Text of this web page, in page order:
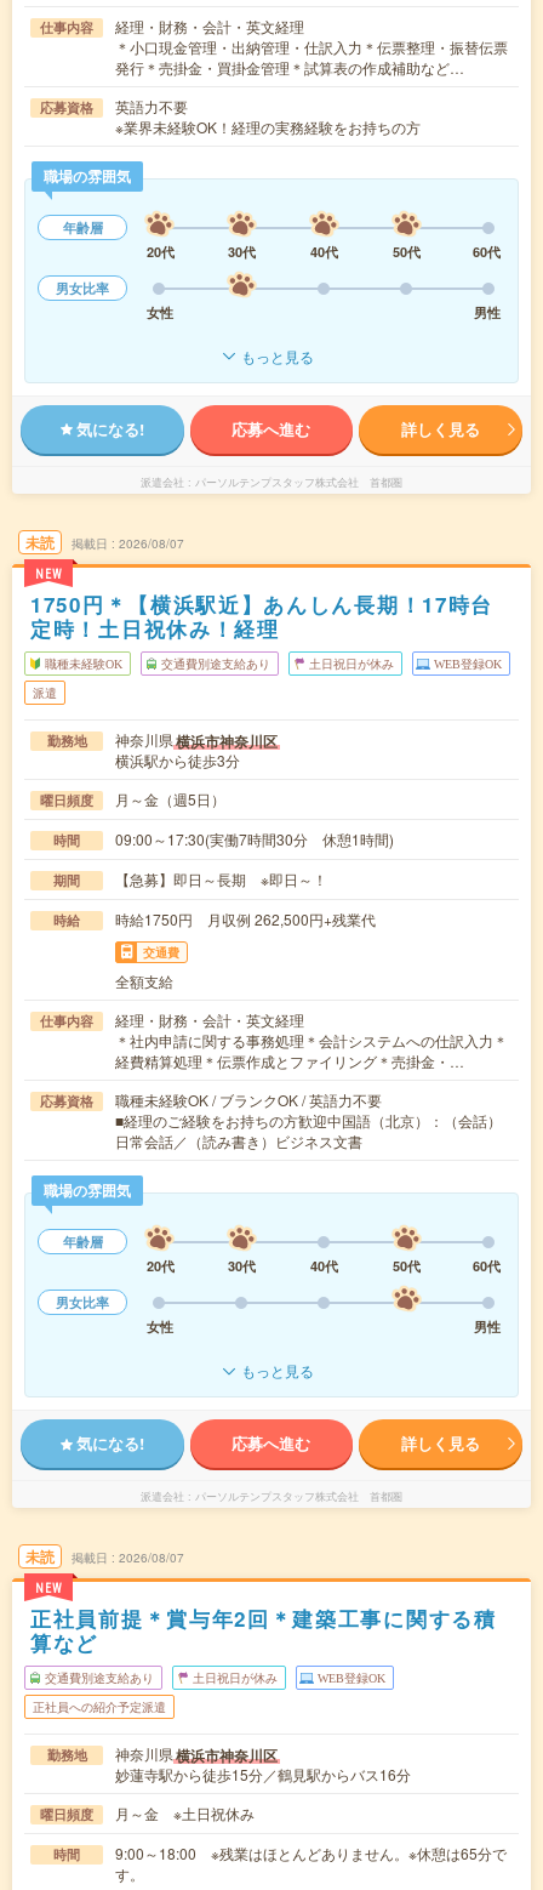
仕事内容
経理・財務・会計・英文経理
＊小口現金管理・出納管理・仕訳入力＊伝票整理・振替伝票
発行＊売掛金・買掛金管理＊試算表の作成補助など…
応募資格
英語力不要
※業界未経験OK！経理の実務経験をお持ちの方
職場の雰囲気
年齢層
20代
30代 40代 50代
60代
男女比率
女性
男性
もっと見る
気になる! 応募へ進む 詳しく見る
派遣会社 パーソルテンプスタッフ株式会社 首都圏
未読
NEW
掲載日 2026/08/07
1750円＊【横浜駅近】あんしん長期！17時台
定時！土日祝休み！経理
職種未経験OK 交通費別途支給あり 土日祝日が休み WEB登録OK
派遣
勤務地 神奈川県横浜市神奈川区
横浜駅から徒歩3分
曜日頻度 月～金（週5日）
時間 09:00～17:30(実働7時間30分 休憩1時間)
期間 【急募】即日～長期 ※即日～！
時給 時給1750円 月収例 262,500円+残業代
交通費
全額支給
仕事内容
経理・財務・会計・英文経理
＊社内申請に関する事務処理＊会計システムへの仕訳入力＊
経費精算処理＊伝票作成とファイリング＊売掛金・…
応募資格
職種未経験OK / ブランクOK / 英語力不要
■経理のご経験をお持ちの方歓迎中国語（北京）：（会話）
日常会話／（読み書き）ビジネス文書
職場の雰囲気
年齢層
20代
30代 40代 50代
60代
男女比率
女性
男性
もっと見る
気になる! 応募へ進む 詳しく見る
派遣会社 パーソルテンプスタッフ株式会社 首都圏
未読
NEW
掲載日 2026/08/07
正社員前提＊賞与年2回＊建築工事に関する積
算など
交通費別途支給あり 土日祝日が休み WEB登録OK
正社員への紹介予定派遣
勤務地 神奈川県横浜市神奈川区
妙蓮寺駅から徒歩15分／鶴見駅からバス16分
曜日頻度 月～金 ※土日祝休み
時間
9:00～18:00 ※残業はほとんどありません。※休憩は65分で
す。